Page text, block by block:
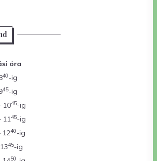
óra
40-ig
45-ig
1045-ig
1145-ig
1240-ig
45-ig
50